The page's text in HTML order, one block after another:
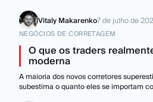
Vitaly Makarenko7 de julho de
NEGÓCIOS DE CORRETAGEM
O que os traders
moderna
A maioria dos novos corretores
subestima o quanto eles se importam